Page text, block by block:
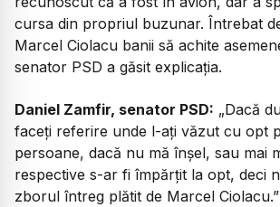
cursa din propriul buzunar. Întrebat
Marcel Ciolacu banii să achite
senator PSD a găsit explicația.
Daniel Zamfir, senator PSD: „Dacă
faceți referire unde l-ați văzut cu opt
persoane, dacă nu mă înșel, sau mai
respective s-ar fi împărțit la opt, deci
zborul întreg plătit de Marcel Ciolacu.”